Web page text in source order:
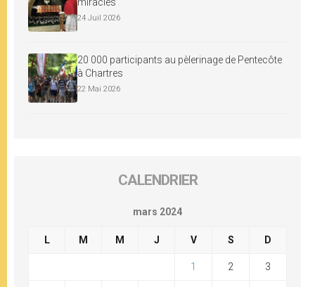
24 Juil 2026
20 000 participants au pèlerinage de Pentecôte
à Chartres
22 Mai 2026
CALENDRIER
mars 2024
L M M J V S D
1 2 3